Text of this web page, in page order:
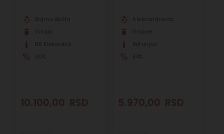
Bajina Bašta
Vinjak
BB Klekovača
40%
Aleksandrovac
Grožđe
Botunjac
44%